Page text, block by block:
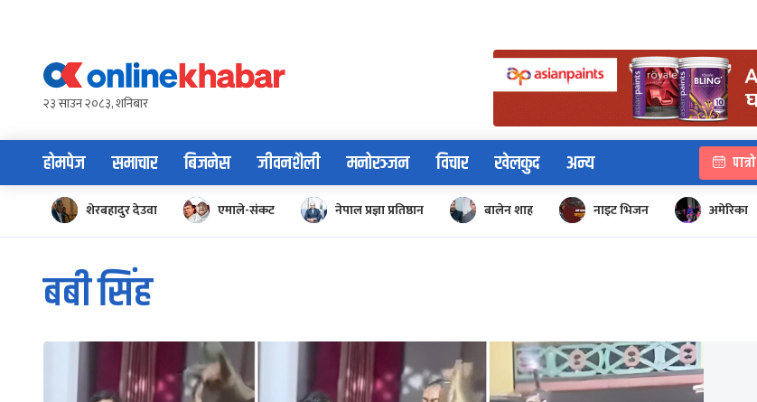
content२३ साउन २०८३, शनिबार
होमपेज समाचार बिजनेस जीवनशैली मनोरञ्जन विचार खेलकुद अन्य पात्रो
शेरबहादुर देउवा एमाले-संकट नेपाल प्रज्ञा प्रतिष्ठान बालेन शाह नाइट भिजन अमेरिका
बबी सिंह